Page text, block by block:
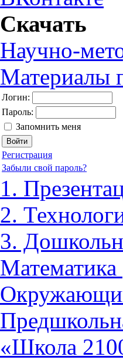
Скачать
Научно-
Материалы
Логин:
Пароль:
Запомнить меня
Регистрация
Забыли свой пароль?
1.
2.
3.
Математика
«Школа